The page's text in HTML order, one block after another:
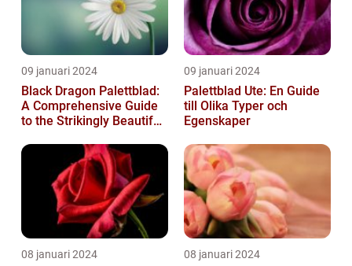
09 januari 2024
Black Dragon Palettblad:
A Comprehensive Guide
to the Strikingly Beautiful
09 januari 2024
Palettblad Ute: En Guide
till Olika Typer och
Egenskaper
08 januari 2024 08 januari 2024